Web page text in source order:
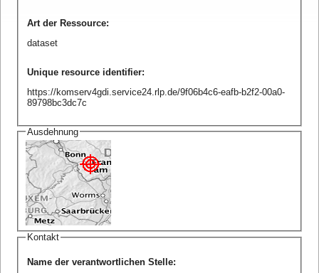
Art der Ressource:
dataset
Unique resource identifier:
https://komserv4gdi.service24.rlp.de/9f06b4c6-eafb-b2f2-00a0-
89798bc3dc7c
Ausdehnung
Kontakt
Name der verantwortlichen Stelle: